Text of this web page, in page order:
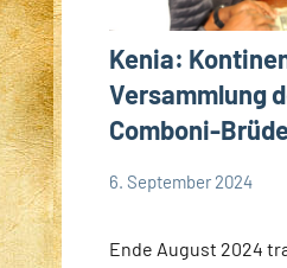
Kenia:
Versammlung
Comboni-
App-
6. September 2024
Andrea
Ende August 2024